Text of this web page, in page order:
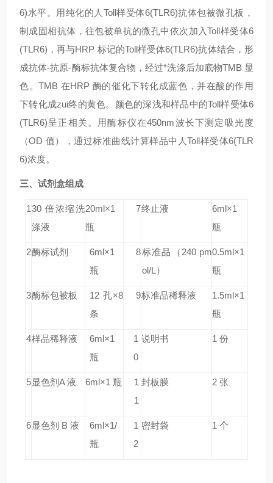
6)水平。用纯化的人Toll样受体6(TLR6)抗体包被微孔板，
制成固相抗体，往包被单抗的微孔中依次加入Toll样受体6
(TLR6)，再与HRP 标记的Toll样受体6(TLR6)抗体结合，形
成抗体-抗原-酶标抗体复合物，经过*洗涤后加底物TMB 显
色。TMB 在HRP 酶的催化下转化成蓝色，并在酸的作用
下转化成zui终的黄色。颜色的深浅和样品中的Toll样受体6
(TLR6)呈正相关。用酶标仪在450nm波长下测定吸光度
（OD 值），通过标准曲线计算样品中人Toll样受体6(TLR
6)浓度。
三、试剂盒组成
130 倍浓缩洗
涤液
20ml×1
瓶
7终止液
6ml×1
瓶
2酶标试剂
6ml×1
瓶
8标准品
（240 pm
ol/L）
0.5ml×1
瓶
3酶标包被板
12 孔×8
条
9标准品稀释液
1.5ml×1
瓶
4样品稀释液
6ml×1
瓶
1
0
说明书 1 份
5显色剂A 液 6ml×1 瓶
1
1
封板膜 2 张
6显色剂 B 液
6ml×1/
瓶
1
2
密封袋 1 个